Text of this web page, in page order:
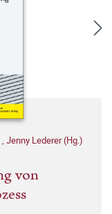
, Jenny Lederer (Hg.)
von